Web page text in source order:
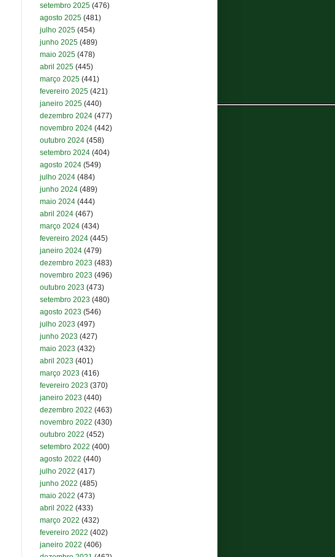
setembro 2025 (476)
agosto 2025 (481)
julho 2025 (454)
junho 2025 (489)
maio 2025 (478)
abril 2025 (445)
março 2025 (441)
fevereiro 2025 (421)
janeiro 2025 (440)
dezembro 2024 (477)
novembro 2024 (442)
outubro 2024 (458)
setembro 2024 (404)
agosto 2024 (549)
julho 2024 (484)
junho 2024 (489)
maio 2024 (444)
abril 2024 (467)
março 2024 (434)
fevereiro 2024 (445)
janeiro 2024 (479)
dezembro 2023 (483)
novembro 2023 (496)
outubro 2023 (473)
setembro 2023 (480)
agosto 2023 (546)
julho 2023 (497)
junho 2023 (427)
maio 2023 (432)
abril 2023 (401)
março 2023 (416)
fevereiro 2023 (370)
janeiro 2023 (440)
dezembro 2022 (463)
novembro 2022 (430)
outubro 2022 (452)
setembro 2022 (400)
agosto 2022 (440)
julho 2022 (417)
junho 2022 (485)
maio 2022 (473)
abril 2022 (433)
março 2022 (432)
fevereiro 2022 (402)
janeiro 2022 (406)